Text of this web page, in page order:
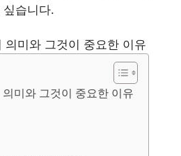
싶습니다.
의미와 그것이 중요한 이유
미와 그것이 중요한 이유